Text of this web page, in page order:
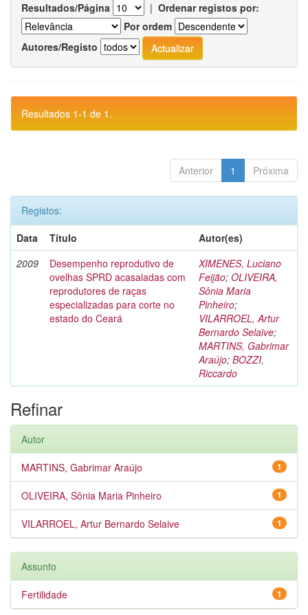
Resultados/Página | Ordenar registos por:
Por ordem
Autores/Registo
Resultados 1-1 de 1.
Anterior 1 Próxima
Registos:
Data
Título
Autor(es)
2009
Desempenho reprodutivo de
ovelhas SPRD acasaladas com
reprodutores de raças
especializadas para corte no
estado do Ceará
XIMENES, Luciano
Feijão; OLIVEIRA,
Sônia Maria
Pinheiro;
VILARROEL, Artur
Bernardo Selaive;
MARTINS, Gabrimar
Araújo; BOZZI,
Riccardo
Refinar
Autor
1
MARTINS, Gabrimar Araújo
1
OLIVEIRA, Sônia Maria Pinheiro
1
VILARROEL, Artur Bernardo Selaive
Assunto
1
Fertilidade